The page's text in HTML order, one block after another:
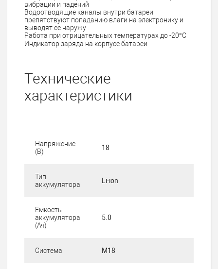
вибрации и падений
Водоотводящие каналы внутри батареи
препятствуют попаданию влаги на электронику и
выводят её наружу
Работа при отрицательных температурах до -20°С
Индикатор заряда на корпусе батареи
Технические
характеристики
Напряжение
(В)
18
Тип
аккумулятора
Li-ion
Емкость
аккумулятора
(Ач)
5.0
Система М18